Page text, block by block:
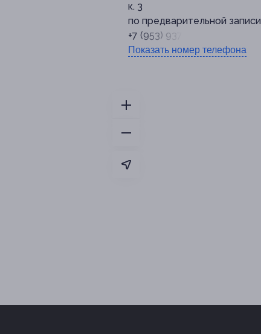
к. 3
по предварительной записи
+7 (953) 937-35-50
Показать номер телефона